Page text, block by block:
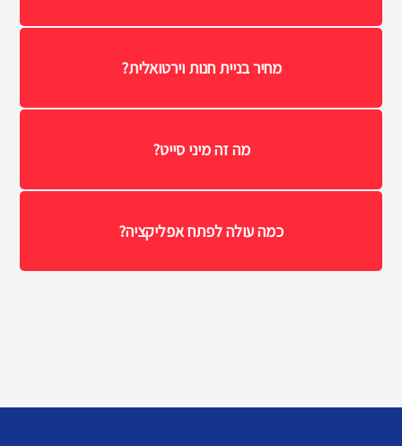
מחיר בניית חנות וירטואלית?
מה זה מיני סייט?
כמה עולה לפתח אפליקציה?